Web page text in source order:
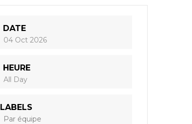
DATE
04 Oct 2026
HEURE
All Day
LABELS
Par équipe